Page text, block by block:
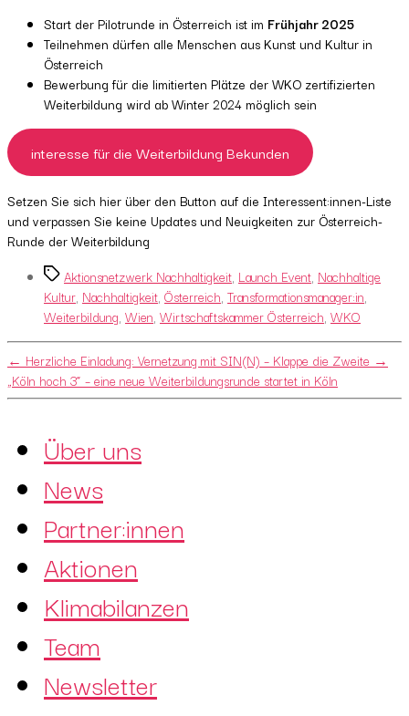
Start der Pilotrunde in Österreich ist im Frühjahr 2025
Teilnehmen dürfen alle Menschen aus Kunst und Kultur in
Österreich
Bewerbung für die limitierten Plätze der WKO zertifizierten
Weiterbildung wird ab Winter 2024 möglich sein
interesse für die Weiterbildung Bekunden
Setzen Sie sich hier über den Button auf die Interessent:innen-Liste
und verpassen Sie keine Updates und Neuigkeiten zur Österreich-
Runde der Weiterbildung
TagsAktionsnetzwerk Nachhaltigkeit, Launch Event, Nachhaltige
Kultur, Nachhaltigkeit, Österreich, Transformationsmanager:in,
Weiterbildung, Wien, Wirtschaftskammer Österreich, WKO
← Herzliche Einladung: Vernetzung mit SIN(N) – Klappe die Zweite →
„Köln hoch 3“ – eine neue Weiterbildungsrunde startet in Köln
Über uns
News
Partner:innen
Aktionen
Klimabilanzen
Team
Newsletter